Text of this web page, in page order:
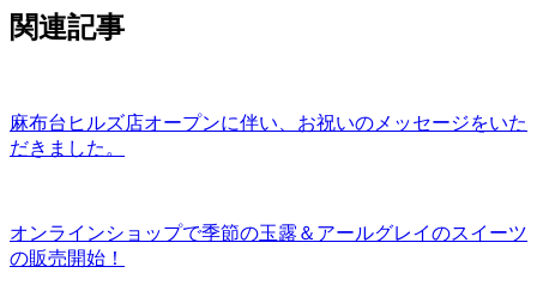
関連記事
麻布台ヒルズ店オープンに伴い、お祝いのメッセージをいた
だきました。
オンラインショップで季節の玉露＆アールグレイのスイーツ
の販売開始！